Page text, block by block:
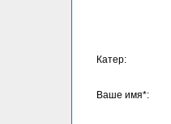
Катер:
Ваше имя*: